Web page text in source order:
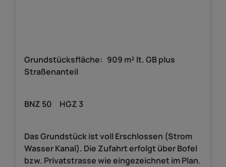
Grundstücksfläche: 909 m² lt. GB plus
Straßenanteil
BNZ 50 HGZ 3
Das Grundstück ist voll Erschlossen (Strom
Wasser Kanal). Die Zufahrt erfolgt über Bofel
bzw. Privatstrasse wie eingezeichnet im Plan.